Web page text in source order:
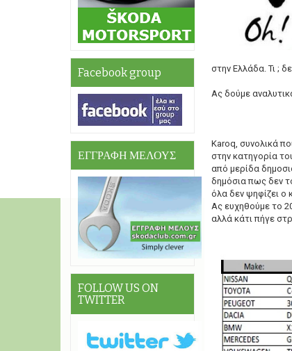
στην Ελλάδα. Τι ;
Ας δούμε
Κaroq, συνολικά
στην κατηγορία
από μερίδα
δημόσια πως δεν
όλα δεν ψηφίζει ο
Ας ευχηθούμε το
αλλά κάτι πήγε
Facebook group
ΕΓΓΡΑΦΗ ΜΕΛΟΥΣ
FOLLOW US ON
TWITTER